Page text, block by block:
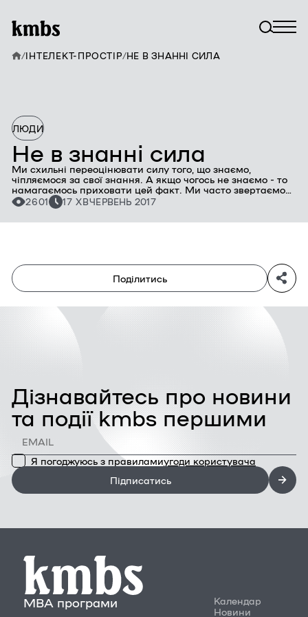
ЛЮДИ
Не в знанні сила
Ми схильні переоцінювати силу того, що знаємо,
чіпляємося за свої знання. А якщо чогось не знаємо - то
намагаємось приховати цей факт. Ми часто звертаємось
до тих, кого вважаємо експертами, переоцінюючи їхню
компетентність. І, зрозуміло, прагнемо повної
визначеності. Однак світ з його різноманіттям і
2601 17 ХВЧЕРВЕНЬ 2017
/ІНТЕЛЕКТ-ПРОСТІР/НЕ В ЗНАННІ СИЛА
Поділитись
Дізнавайтесь про новини
та події kmbs першими
Я погоджуюсь з правиламиугоди користувача
Підписатись
MBA програми
Календар
Новини